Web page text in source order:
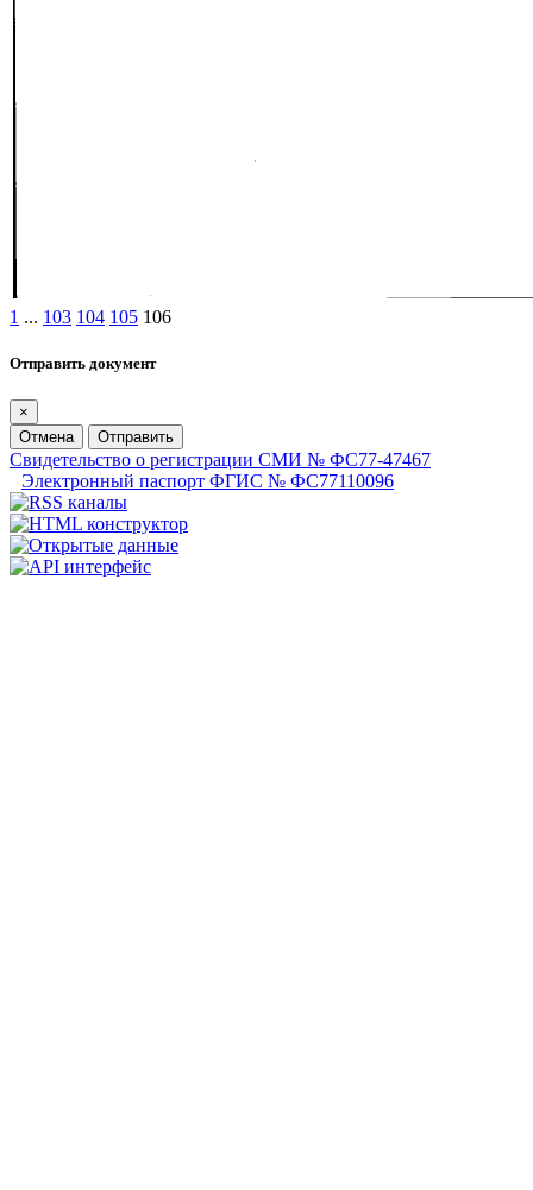
1 ... 103 104 105 106
Отправить документ
×
Отмена
Отправить
Свидетельство о регистрации СМИ № ФС77-47467
Электронный паспорт ФГИС № ФС77110096